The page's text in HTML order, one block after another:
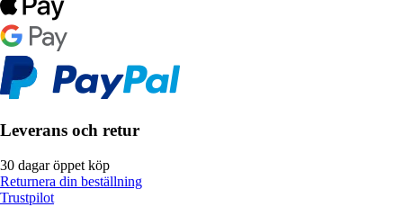
Leverans och retur
30 dagar öppet köp
Returnera din beställning
Trustpilot